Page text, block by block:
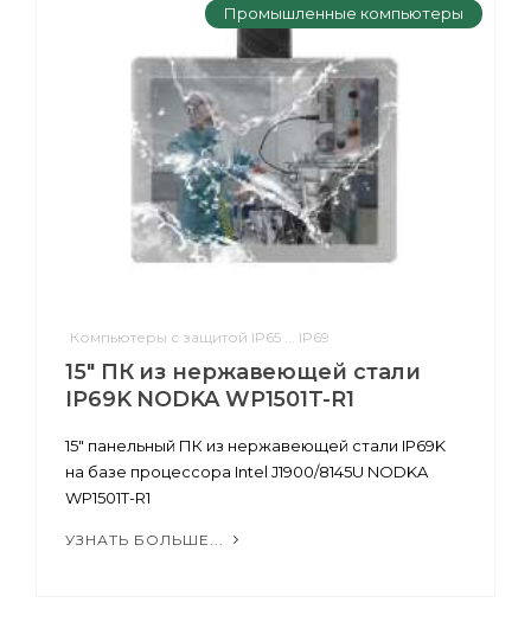
Промышленные компьютеры
Компьютеры с защитой IP65 ... IP69
15" ПК из нержавеющей стали
IP69K NODKA WP1501T-R1
15" панельный ПК из нержавеющей стали IP69K
на базе процессора Intel J1900/8145U NODKA
WP1501T-R1
УЗНАТЬ БОЛЬШЕ...